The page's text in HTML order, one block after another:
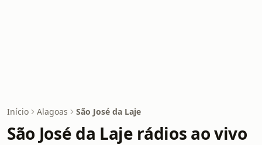
Início Alagoas São José da Laje
São José da Laje rádios ao vivo